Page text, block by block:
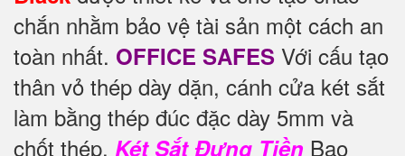
chắn nhằm bảo vệ tài sản một cách an
toàn nhất. OFFICE SAFES Với cấu tạo
thân vỏ thép dày dặn, cánh cửa két sắt
làm bằng thép đúc đặc dày 5mm và
chốt thép. Két Sắt Đựng Tiền Bao